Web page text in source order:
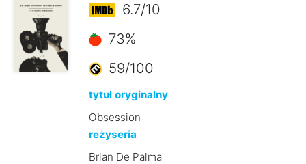
6.7/10
73%
59/100
tytuł oryginalny
Obsession
reżyseria
Brian De Palma